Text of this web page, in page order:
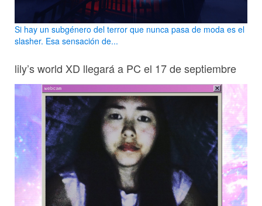
Si hay un subgénero del terror que nunca pasa de moda es el
slasher. Esa sensación de...
lily’s world XD llegará a PC el 17 de septiembre